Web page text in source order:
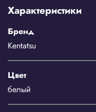
Характеристики
Бренд
Kentatsu
Цвет
белый